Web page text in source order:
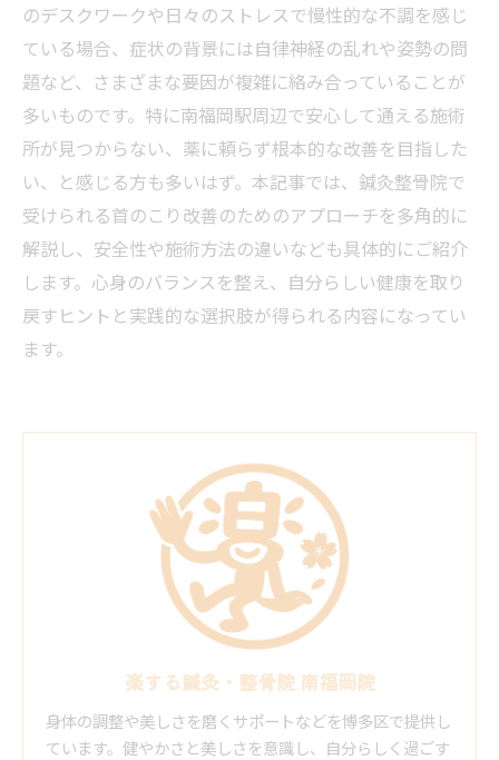
のデスクワークや日々のストレスで慢性的な不調を感じ
ている場合、症状の背景には自律神経の乱れや姿勢の問
題など、さまざまな要因が複雑に絡み合っていることが
多いものです。特に南福岡駅周辺で安心して通える施術
所が見つからない、薬に頼らず根本的な改善を目指した
い、と感じる方も多いはず。本記事では、鍼灸整骨院で
受けられる首のこり改善のためのアプローチを多角的に
解説し、安全性や施術方法の違いなども具体的にご紹介
します。心身のバランスを整え、自分らしい健康を取り
戻すヒントと実践的な選択肢が得られる内容になってい
ます。
楽する鍼灸・整骨院 南福岡院
身体の調整や美しさを磨くサポートなどを博多区で提供し
ています。健やかさと美しさを意識し、自分らしく過ごす